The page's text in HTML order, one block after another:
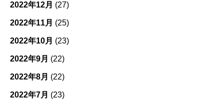
2022年12月 (27)
2022年11月 (25)
2022年10月 (23)
2022年9月 (22)
2022年8月 (22)
2022年7月 (23)